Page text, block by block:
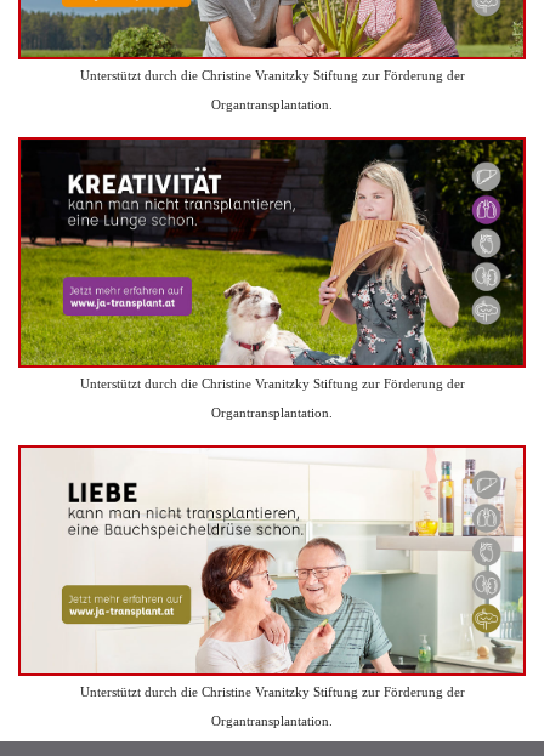
Unterstützt durch die Christine Vranitzky Stiftung zur Förderung der
Organtransplantation.
Unterstützt durch die Christine Vranitzky Stiftung zur Förderung der
Organtransplantation.
Unterstützt durch die Christine Vranitzky Stiftung zur Förderung der
Organtransplantation.